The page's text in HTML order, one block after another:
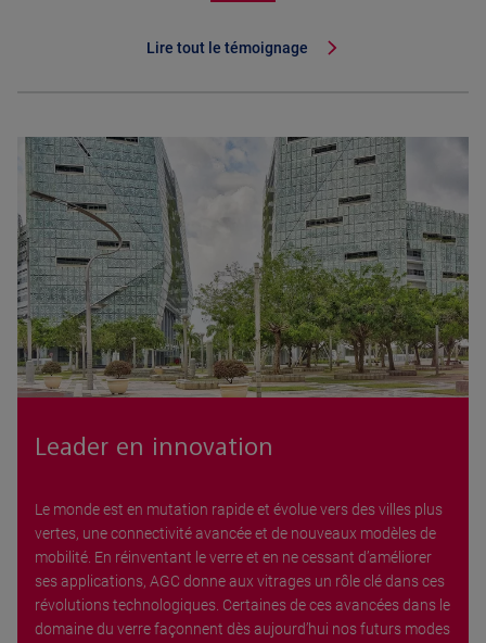
Lire tout le témoignage
Leader en innovation
Le monde est en mutation rapide et évolue vers des villes plus
vertes, une connectivité avancée et de nouveaux modèles de
mobilité. En réinventant le verre et en ne cessant d’améliorer
ses applications, AGC donne aux vitrages un rôle clé dans ces
révolutions technologiques. Certaines de ces avancées dans le
domaine du verre façonnent dès aujourd’hui nos futurs modes